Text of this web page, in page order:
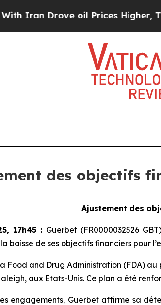
oil Prices Higher, Trump
des objectifs
Ajustement des
17h45: Guerbet (FR0000032526
baisse de ses objectifs financiers pour
Food and Drug Administration (FDA)
aux Etats-Unis. Ce plan a été
engagements, Guerbet affirme sa